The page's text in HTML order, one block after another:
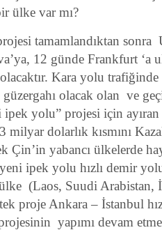
ülke var mı?
tamamlandıktan sonra
12 günde Frankfurt ‘a
Kara yolu trafiğinde
olacak olan ve
ipek yolu” projesi için
dolarlık kısmını
Çin’in yabancı ülkelerde
ipek yolu hızlı demir
(Laos, Suudi Arabistan,
proje Ankara – İstanbul
yapımı devam